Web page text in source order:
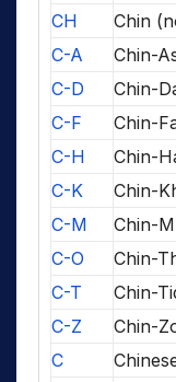
CH
Chin
C-A
Chin-
C-D
Chin-
C-F
Chin-
C-H
Chin-
C-K
Chin-
C-M
Chin-
C-O
Chin-
C-T
Chin-
C-Z
Chin-
C